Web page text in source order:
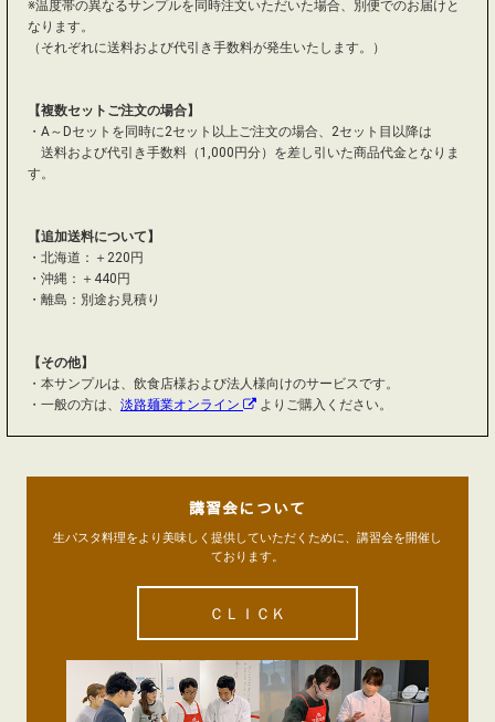
※温度帯の異なるサンプルを同時注文いただいた場合、別便でのお届けと
なります。
（それぞれに送料および代引き手数料が発生いたします。）
【複数セットご注文の場合】
・A～Dセットを同時に2セット以上ご注文の場合、2セット目以降は
送料および代引き手数料（1,000円分）を差し引いた商品代金となりま
す。
【追加送料について】
・北海道：＋220円
・沖縄：＋440円
・離島：別途お見積り
【その他】
・本サンプルは、飲食店様および法人様向けのサービスです。
・一般の方は、 淡路麺業オンライン よりご購入ください。
講習会について
生パスタ料理をより美味しく提供していただくために、講習会を開催し
ております。
ＣＬＩＣＫ